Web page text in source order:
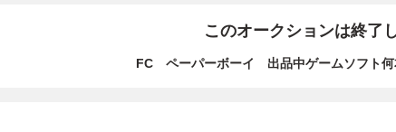
このオークションは終了
FC ペーパーボーイ 出品中ゲームソフト何